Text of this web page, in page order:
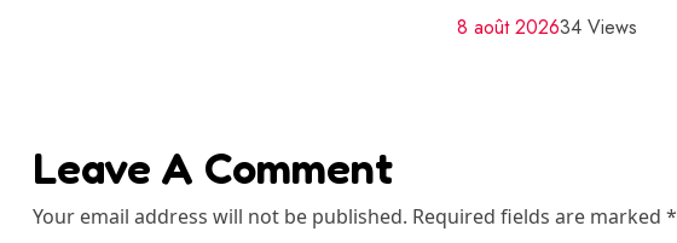
8 août 202634 Views
Leave A Comment
Your email address will not be published. Required fields are marked *